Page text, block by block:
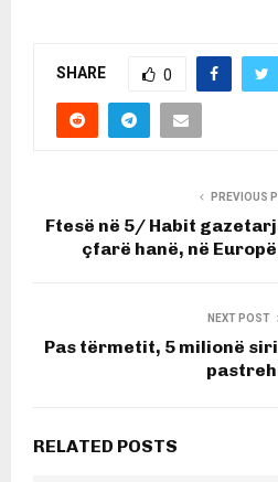
SHARE 0
PREVIOUS
Ftesë në 5/ Habit
çfarë hanë, në
NEXT POST
Pas tërmetit, 5 milionë
RELATED POSTS